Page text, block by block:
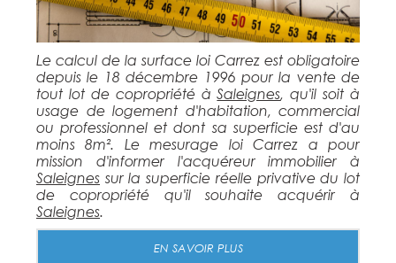
Le calcul de la surface loi Carrez est obligatoire
depuis le 18 décembre 1996 pour la vente de
tout lot de copropriété àSaleignes, qu'il soit à
usage de logement d'habitation, commercial
ou professionnel et dont sa superficie est d'au
moins 8m². Le mesurage loi Carrez a pour
mission d'informer l'acquéreur immobilier à
Saleignes sur la superficie réelle privative du lot
de copropriété qu'il souhaite acquérir à
Saleignes.
EN SAVOIR PLUS